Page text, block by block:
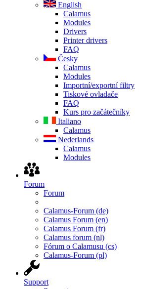
English
Calamus
Modules
Drivers
Printer drivers
FAQ
Česky
Calamus
Modules
Importní/exportní filtry
Tiskové ovladače
FAQ
Kurs pro začátečníky
Italiano
Calamus
Nederlands
Calamus
Modules
Forum
Forum
Calamus-Forum (de)
Calamus Forum (en)
Calamus Forum (fr)
Calamus forum (nl)
Fórum o Calamusu (cs)
Calamus-Forum (pl)
Support